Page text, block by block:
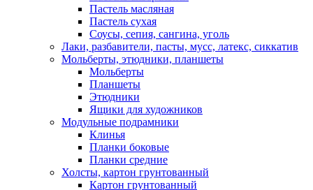
Пастель масляная
Пастель сухая
Соусы, сепия, сангина, уголь
Лаки, разбавители, пасты, мусс, латекс, сиккатив
Мольберты, этюдники, планшеты
Мольберты
Планшеты
Этюдники
Ящики для художников
Модульные подрамники
Клинья
Планки боковые
Планки средние
Холсты, картон грунтованный
Картон грунтованный